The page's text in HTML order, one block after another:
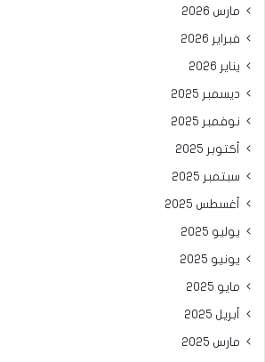
مارس 2026
فبراير 2026
يناير 2026
ديسمبر 2025
نوفمبر 2025
أكتوبر 2025
سبتمبر 2025
أغسطس 2025
يوليو 2025
يونيو 2025
مايو 2025
أبريل 2025
مارس 2025